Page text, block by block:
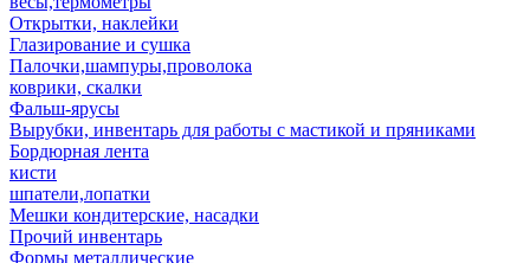
Открытки, наклейки
Глазирование и сушка
Палочки,шампуры,проволока
коврики, скалки
Фальш-ярусы
Вырубки, инвентарь для работы с мастикой и пряниками
Бордюрная лента
кисти
шпатели,лопатки
Мешки кондитерские, насадки
Прочий инвентарь
Формы металлические